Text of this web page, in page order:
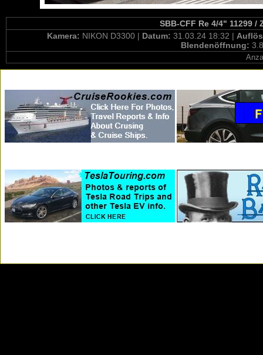
SBB-CFF Re 4/4" 11299 /
Kamera: NIKON D3300 | Datum: 31.03.24 18:32 |
Blendenöffnung: